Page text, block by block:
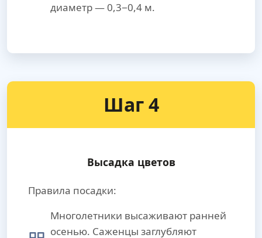
диаметр — 0,3−0,4 м.
Шаг 4
Высадка цветов
Правила посадки:
Многолетники высаживают ранней
осенью. Саженцы заглубляют